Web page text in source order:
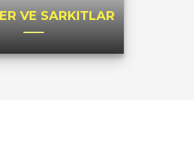
VE SARKITLAR